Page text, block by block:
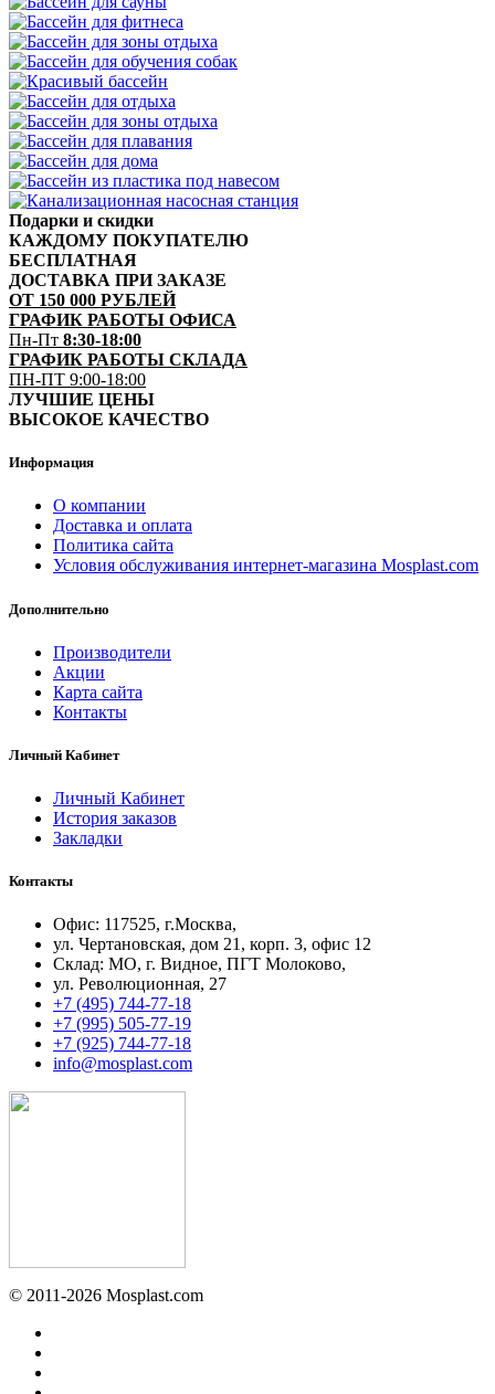
Подарки и скидки
КАЖДОМУ ПОКУПАТЕЛЮ
БЕСПЛАТНАЯ
ДОСТАВКА ПРИ ЗАКАЗЕ
ОТ 150 000 РУБЛЕЙ
ГРАФИК РАБОТЫ ОФИСА
Пн-Пт 8:30-18:00
ГРАФИК РАБОТЫ СКЛАДА
ПН-ПТ 9:00-18:00
ЛУЧШИЕ ЦЕНЫ
ВЫСОКОЕ КАЧЕСТВО
Информация
О компании
Доставка и оплата
Политика сайта
Условия обслуживания интернет-магазина Mosplast.com
Дополнительно
Производители
Акции
Карта сайта
Контакты
Личный Кабинет
Личный Кабинет
История заказов
Закладки
Контакты
Офис: 117525, г.Москва,
ул. Чертановская, дом 21, корп. 3, офис 12
Склад: МО, г. Видное, ПГТ Молоково,
ул. Революционная, 27
+7 (495) 744-77-18
+7 (995) 505-77-19
+7 (925) 744-77-18
info@mоsplast.com
© 2011-2026 Mosplast.com